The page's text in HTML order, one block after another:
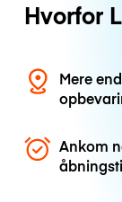
Hvorfor
Mere
Ankom